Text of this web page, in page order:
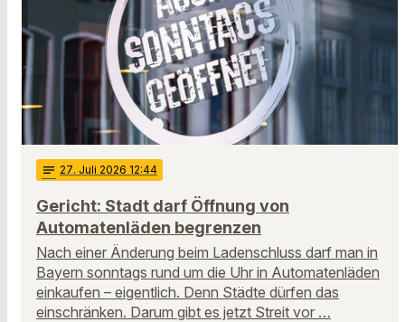
notes 27. Juli 2026 12:44
Gericht: Stadt darf Öffnung von
Automatenläden begrenzen
Nach einer Änderung beim Ladenschluss darf man in
Bayern sonntags rund um die Uhr in Automatenläden
einkaufen – eigentlich. Denn Städte dürfen das
einschränken. Darum gibt es jetzt Streit vor …